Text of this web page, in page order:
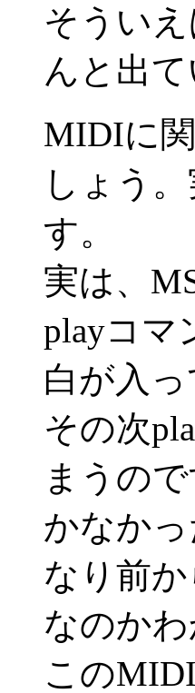
そうい
んと出
MIDIに
しょう
す。
実は、
playコマ
白が入
その次
まうの
かなか
なり前
なのか
この